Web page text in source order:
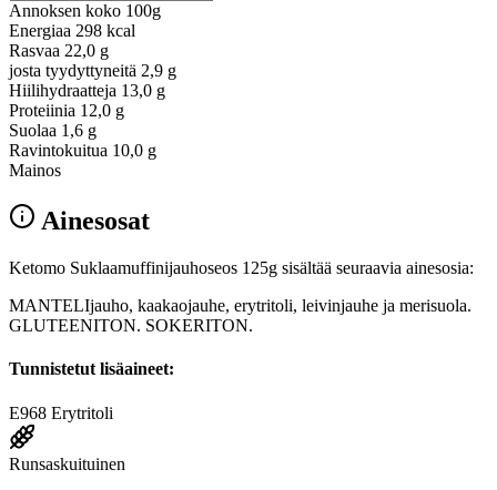
Annoksen koko 100g
Energiaa 298 kcal
Rasvaa 22,0 g
josta tyydyttyneitä 2,9 g
Hiilihydraatteja 13,0 g
Proteiinia 12,0 g
Suolaa 1,6 g
Ravintokuitua 10,0 g
Mainos
Ainesosat
Ketomo Suklaamuffinijauhoseos 125g sisältää seuraavia ainesosia:
MANTELIjauho, kaakaojauhe, erytritoli, leivinjauhe ja merisuola.
GLUTEENITON. SOKERITON.
Tunnistetut lisäaineet:
E968 Erytritoli
Runsaskuituinen